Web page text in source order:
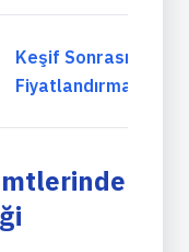
Keşif Sonrası
Fiyatlandırma